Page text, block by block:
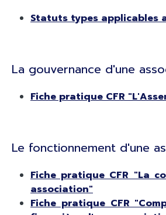
Statuts types applicables
La gouvernance d'une
Fiche pratique CFR
Le fonctionnement d'une
Fiche pratique CFR "La
association"
Fiche pratique CFR